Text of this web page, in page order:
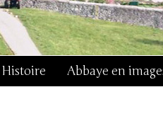
Histoire Abbaye en